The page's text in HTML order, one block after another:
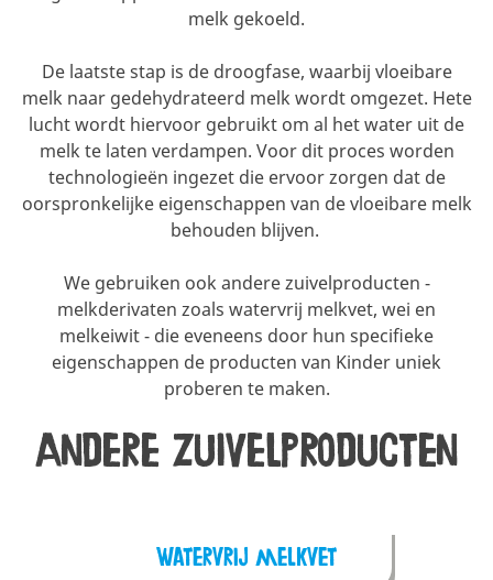
melk gekoeld.
De laatste stap is de droogfase, waarbij vloeibare
melk naar gedehydrateerd melk wordt omgezet. Hete
lucht wordt hiervoor gebruikt om al het water uit de
melk te laten verdampen. Voor dit proces worden
technologieën ingezet die ervoor zorgen dat de
oorspronkelijke eigenschappen van de vloeibare melk
behouden blijven.
We gebruiken ook andere zuivelproducten -
melkderivaten zoals watervrij melkvet, wei en
melkeiwit - die eveneens door hun specifieke
eigenschappen de producten van Kinder uniek
proberen te maken.
Andere zuivelproducten
Watervrij melkvet